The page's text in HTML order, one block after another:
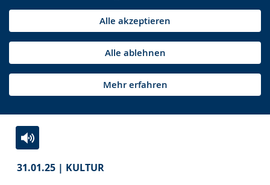
Alle akzeptieren
Alle ablehnen
Mehr erfahren
31.01.25 | KULTUR
Leichten
Audio-
Video